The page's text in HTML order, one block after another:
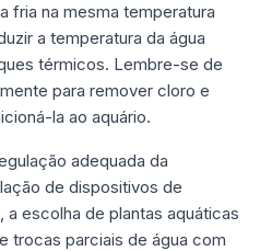
fria na mesma temperatura
a temperatura da água
térmicos. Lembre-se de
para remover cloro e
la ao aquário.
adequada da
de dispositivos de
escolha de plantas aquáticas
trocas parciais de água com